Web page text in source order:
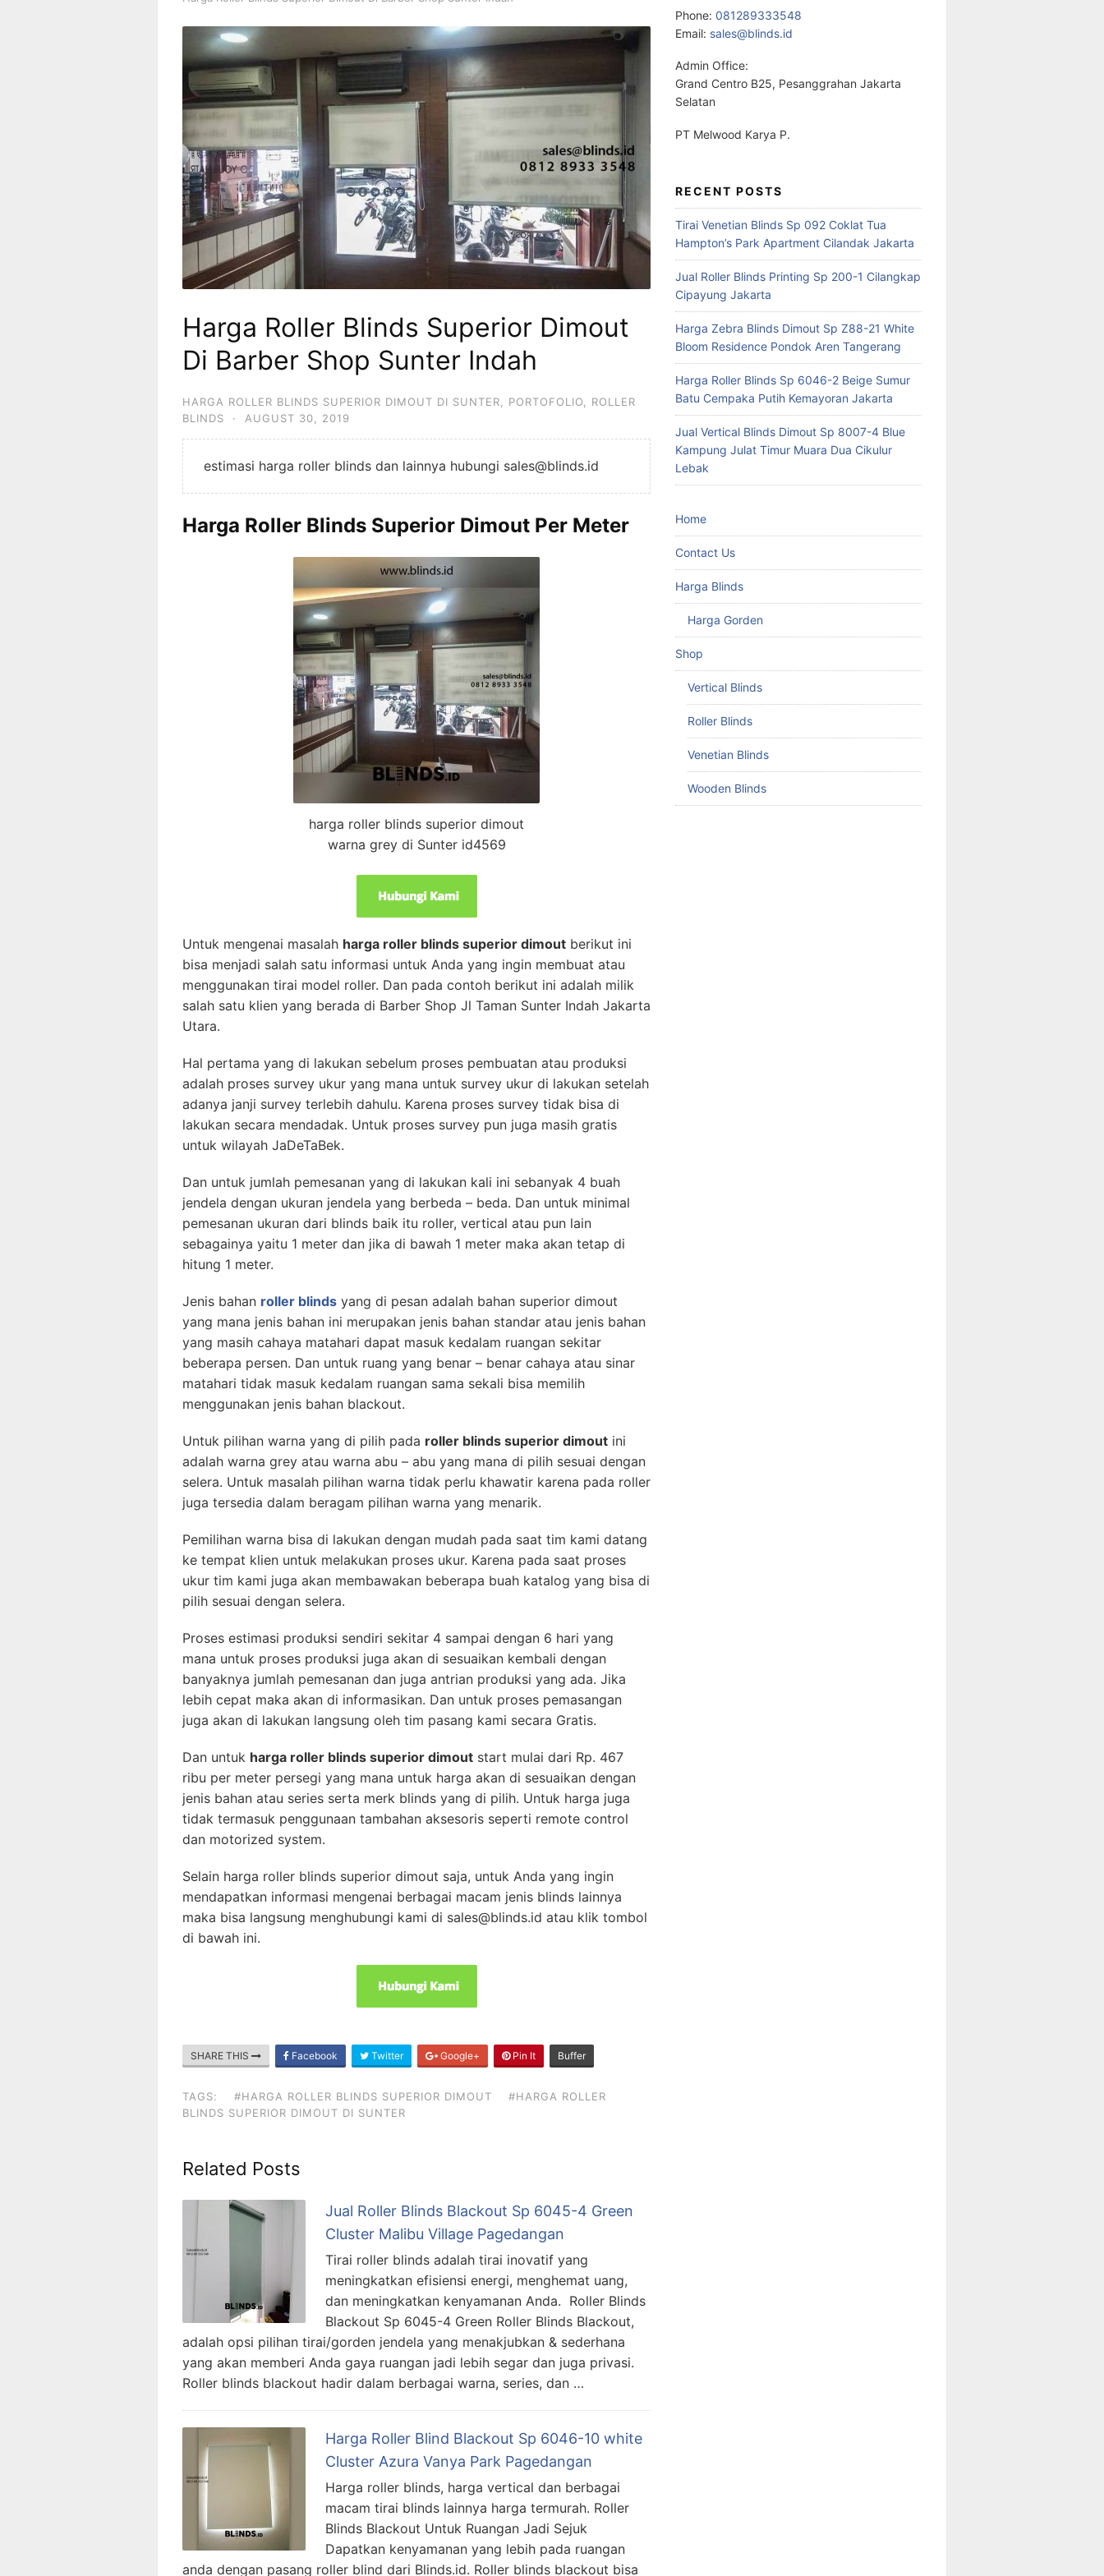
Harga Roller Blinds Superior Dimout
Di Barber Shop Sunter Indah
HARGA ROLLER BLINDS SUPERIOR DIMOUT DI SUNTER PORTOFOLIO
ROLLER
BLINDS
· AUGUST 30, 2019
estimasi harga roller blinds dan lainnya hubungi sales@blinds.id
Harga Roller Blinds Superior Dimout Per Meter
harga roller blinds superior dimout
warna grey di Sunter id4569
Untuk mengenai masalah harga roller blinds superior dimout berikut ini
bisa menjadi salah satu informasi untuk Anda yang ingin membuat atau
menggunakan tirai model roller. Dan pada contoh berikut ini adalah milik
salah satu klien yang berada di Barber Shop Jl Taman Sunter Indah Jakarta
Utara.
Hal pertama yang di lakukan sebelum proses pembuatan atau produksi
adalah proses survey ukur yang mana untuk survey ukur di lakukan setelah
adanya janji survey terlebih dahulu. Karena proses survey tidak bisa di
lakukan secara mendadak. Untuk proses survey pun juga masih gratis
untuk wilayah JaDeTaBek.
Dan untuk jumlah pemesanan yang di lakukan kali ini sebanyak 4 buah
jendela dengan ukuran jendela yang berbeda – beda. Dan untuk minimal
pemesanan ukuran dari blinds baik itu roller, vertical atau pun lain
sebagainya yaitu 1 meter dan jika di bawah 1 meter maka akan tetap di
hitung 1 meter.
Jenis bahan roller blinds yang di pesan adalah bahan superior dimout
yang mana jenis bahan ini merupakan jenis bahan standar atau jenis bahan
yang masih cahaya matahari dapat masuk kedalam ruangan sekitar
beberapa persen. Dan untuk ruang yang benar – benar cahaya atau sinar
matahari tidak masuk kedalam ruangan sama sekali bisa memilih
menggunakan jenis bahan blackout.
Untuk pilihan warna yang di pilih pada roller blinds superior dimout ini
adalah warna grey atau warna abu – abu yang mana di pilih sesuai dengan
selera. Untuk masalah pilihan warna tidak perlu khawatir karena pada roller
juga tersedia dalam beragam pilihan warna yang menarik.
Pemilihan warna bisa di lakukan dengan mudah pada saat tim kami datang
ke tempat klien untuk melakukan proses ukur. Karena pada saat proses
ukur tim kami juga akan membawakan beberapa buah katalog yang bisa di
pilih sesuai dengan selera.
Proses estimasi produksi sendiri sekitar 4 sampai dengan 6 hari yang
mana untuk proses produksi juga akan di sesuaikan kembali dengan
banyaknya jumlah pemesanan dan juga antrian produksi yang ada. Jika
lebih cepat maka akan di informasikan. Dan untuk proses pemasangan
juga akan di lakukan langsung oleh tim pasang kami secara Gratis.
Dan untuk harga roller blinds superior dimout start mulai dari Rp. 467
ribu per meter persegi yang mana untuk harga akan di sesuaikan dengan
jenis bahan atau series serta merk blinds yang di pilih. Untuk harga juga
tidak termasuk penggunaan tambahan aksesoris seperti remote control
dan motorized system.
Selain harga roller blinds superior dimout saja, untuk Anda yang ingin
mendapatkan informasi mengenai berbagai macam jenis blinds lainnya
maka bisa langsung menghubungi kami di sales@blinds.id atau klik tombol
di bawah ini.
SHARE THIS Facebook Twitter Google+ Pin It Buffer
TAGS: #HARGA ROLLER BLINDS SUPERIOR DIMOUT
#HARGA ROLLER
BLINDS SUPERIOR DIMOUT DI SUNTER
Related Posts
Jual Roller Blinds Blackout Sp 6045-4 Green
Cluster Malibu Village Pagedangan
Tirai roller blinds adalah tirai inovatif yang
meningkatkan efisiensi energi, menghemat uang,
dan meningkatkan kenyamanan Anda. Roller Blinds
Blackout Sp 6045-4 Green Roller Blinds Blackout,
adalah opsi pilihan tirai/gorden jendela yang menakjubkan & sederhana
yang akan memberi Anda gaya ruangan jadi lebih segar dan juga privasi.
Roller blinds blackout hadir dalam berbagai warna, series, dan …
Harga Roller Blind Blackout Sp 6046-10 white
Cluster Azura Vanya Park Pagedangan
Harga roller blinds, harga vertical dan berbagai
macam tirai blinds lainnya harga termurah. Roller
Blinds Blackout Untuk Ruangan Jadi Sejuk
Dapatkan kenyamanan yang lebih pada ruangan
anda dengan pasang roller blind dari Blinds.id. Roller blinds blackout bisa
Phone: 081289333548
Email: sales@blinds.id
Admin Office:
Grand Centro B25, Pesanggrahan Jakarta
Selatan
PT Melwood Karya P.
RECENT POSTS
Tirai Venetian Blinds Sp 092 Coklat Tua
Hampton’s Park Apartment Cilandak Jakarta
Jual Roller Blinds Printing Sp 200-1 Cilangkap
Cipayung Jakarta
Harga Zebra Blinds Dimout Sp Z88-21 White
Bloom Residence Pondok Aren Tangerang
Harga Roller Blinds Sp 6046-2 Beige Sumur
Batu Cempaka Putih Kemayoran Jakarta
Jual Vertical Blinds Dimout Sp 8007-4 Blue
Kampung Julat Timur Muara Dua Cikulur
Lebak
Home
Contact Us
Harga Blinds
Harga Gorden
Shop
Vertical Blinds
Roller Blinds
Venetian Blinds
Wooden Blinds